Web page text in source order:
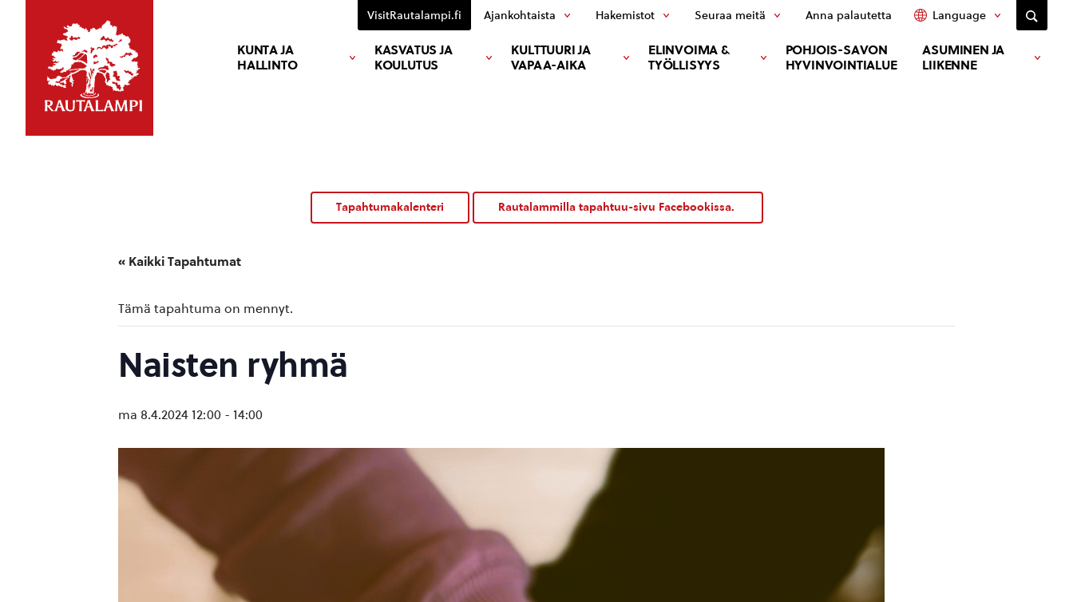
KUNTA JA
HALLINTO
KASVATUS JA
KOULUTUS
KULTTUURI JA
VAPAA-AIKA
ELINVOIMA &
TYÖLLISYYS
POHJOIS-SAVON
HYVINVOINTIALUE
ASUMINEN JA
LIIKENNE
VisitRautalampi.fi Ajankohtaista Hakemistot Seuraa meitä Anna palautetta Language
Tapahtumakalenteri Rautalammilla tapahtuu-sivu Facebookissa.
« Kaikki Tapahtumat
Tämä tapahtuma on mennyt.
Naisten ryhmä
ma 8.4.2024 12:00 - 14:00